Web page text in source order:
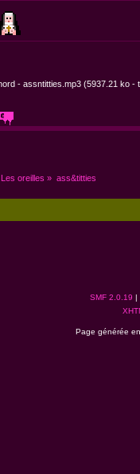
- assntitties.mp3 (5937.21 ko -
Les oreilles » ass&titties
SMF 2.0.19 |
Page générée